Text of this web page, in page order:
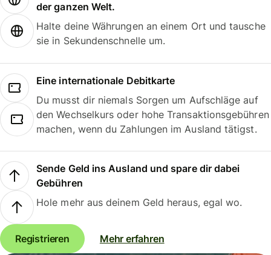
der ganzen Welt.
Halte deine Währungen an einem Ort und tausche
sie in Sekundenschnelle um.
Eine internationale Debitkarte
Du musst dir niemals Sorgen um Aufschläge auf
den Wechselkurs oder hohe Transaktionsgebühren
machen, wenn du Zahlungen im Ausland tätigst.
Sende Geld ins Ausland und spare dir dabei
Gebühren
Hole mehr aus deinem Geld heraus, egal wo.
Registrieren Mehr erfahren